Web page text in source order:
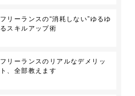
フリーランスの“消耗しない”ゆるゆ
るスキルアップ術
フリーランスのリアルなデメリッ
ト、全部教えます